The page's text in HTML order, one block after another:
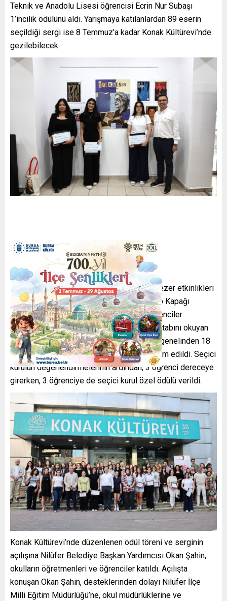
Teknik ve Anadolu Lisesi öğrencisi Ecrin Nur Subaşı
1’incilik ödülünü aldı. Yarışmaya katılanlardan 89 eserin
seçildiği sergi ise 8 Temmuz’a kadar Konak Kültürevi’nde
gezilebilecek.
Nilüfer Belediyesi’nin Yılın Yazarı Sennur Sezer etkinlikleri
kapsamında düzenlediği “Liselerarası Kitap Kapağı
Tasarım Yarışması”nda dereceye giren öğrenciler
ödüllendirildi. Sennur Sezer’in “İzi Kalsın” kitabını okuyan
öğrenciler, kapağı yeniden tasarladı. Bursa genelinden 18
okulun katıldığı yarışmaya 270 tasarım teslim edildi. Seçici
kurulun değerlendirmelerinin ardından, 3 öğrenci dereceye
girerken, 3 öğrenciye de seçici kurul özel ödülü verildi.
Konak Kültürevi’nde düzenlenen ödül töreni ve serginin
açılışına Nilüfer Belediye Başkan Yardımcısı Okan Şahin,
okulların öğretmenleri ve öğrenciler katıldı. Açılışta
konuşan Okan Şahin, desteklerinden dolayı Nilüfer İlçe
Milli Eğitim Müdürlüğü’ne, okul müdürlüklerine ve